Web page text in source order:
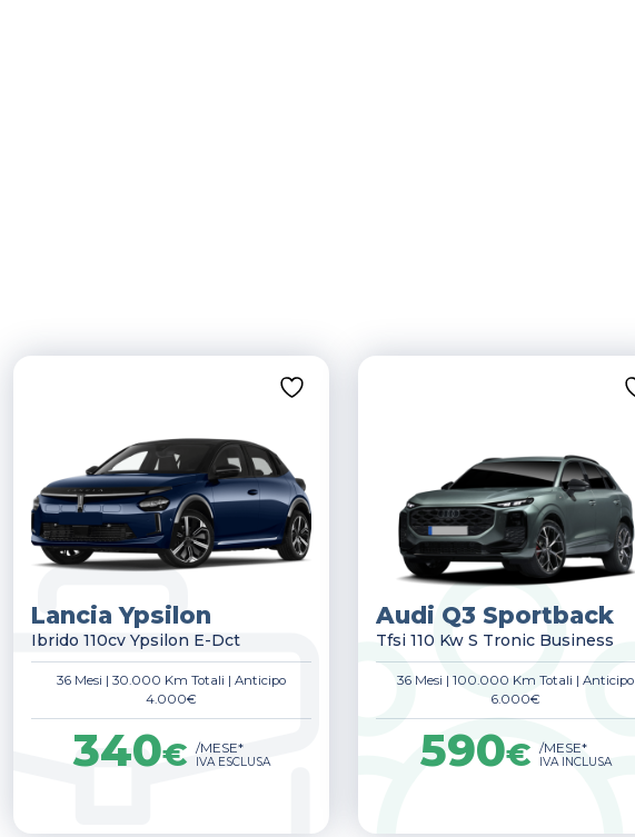
Lancia Ypsilon
Ibrido 110cv Ypsilon E-Dct
36 Mesi | 30.000 Km Totali | Anticipo
4.000€
340€ /MESE*
IVA ESCLUSA
Audi Q3 Sportback
Tfsi 110 Kw S Tronic Business
36 Mesi |100.000 Km Totali |Anticipo
6.000€
590€ /MESE*
IVA INCLUSA